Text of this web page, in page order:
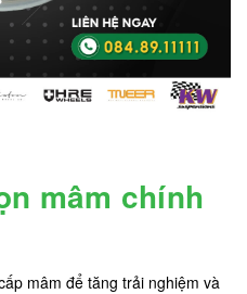
mâm chính
mâm để tăng trải nghiệm và